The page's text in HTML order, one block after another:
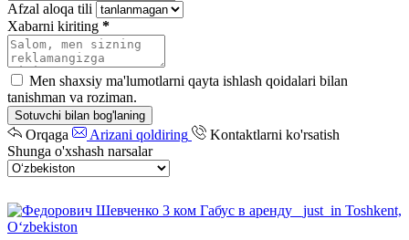
Afzal aloqa tili
Xabarni kiriting *
Men shaxsiy ma'lumotlarni qayta ishlash qoidalari bilan
tanishman va roziman.
Sotuvchi bilan bog'laning
Orqaga Arizani qoldiring
Kontaktlarni ko'rsatish
Shunga o'xshash narsalar